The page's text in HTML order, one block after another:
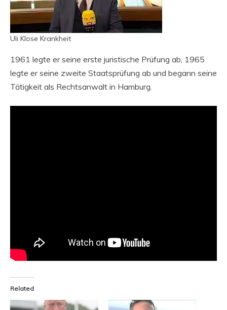
Uli Klose Krankheit
1961 legte er seine erste juristische Prüfung ab, 1965
legte er seine zweite Staatsprüfung ab und begann seine
Tätigkeit als Rechtsanwalt in Hamburg.
Related